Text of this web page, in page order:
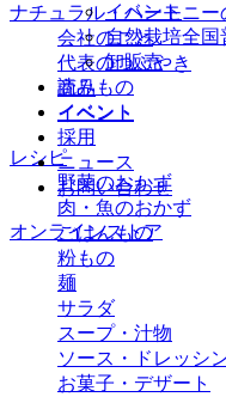
イベント
自然栽培全国
卸販売
読みもの
イベント
採用
ニュース
お問い合わせ
オンラインストア
ナチュラル・ハーモニー
会社のこと
代表のつぶやき
商品
イベント
レシピ
野菜のおかず
肉・魚のおかず
ごはんもの
粉もの
麺
サラダ
スープ・汁物
ソース・ドレッシ
お菓子・デザート